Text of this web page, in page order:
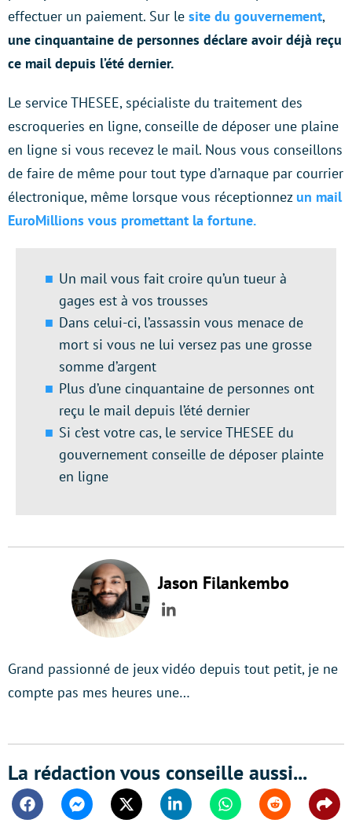
effectuer un paiement. Sur le site du gouvernement,
une cinquantaine de personnes déclare avoir déjà reçu
ce mail depuis l’été dernier.
Le service THESEE, spécialiste du traitement des
escroqueries en ligne, conseille de déposer une plaine
en ligne si vous recevez le mail. Nous vous conseillons
de faire de même pour tout type d’arnaque par courrier
électronique, même lorsque vous réceptionnez un mail
EuroMillions vous promettant la fortune.
Un mail vous fait croire qu’un tueur à
gages est à vos trousses
Dans celui-ci, l’assassin vous menace de
mort si vous ne lui versez pas une grosse
somme d’argent
Plus d’une cinquantaine de personnes ont
reçu le mail depuis l’été dernier
Si c’est votre cas, le service THESEE du
gouvernement conseille de déposer plainte
en ligne
Jason Filankembo
LinkedIn
Grand passionné de jeux vidéo depuis tout petit, je ne
compte pas mes heures une…
La rédaction vous conseille aussi...
FacebookMessengerTwitter Linkedin WhatsappReddit